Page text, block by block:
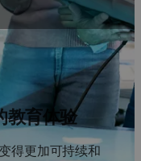
教育体验
得更加可持续和